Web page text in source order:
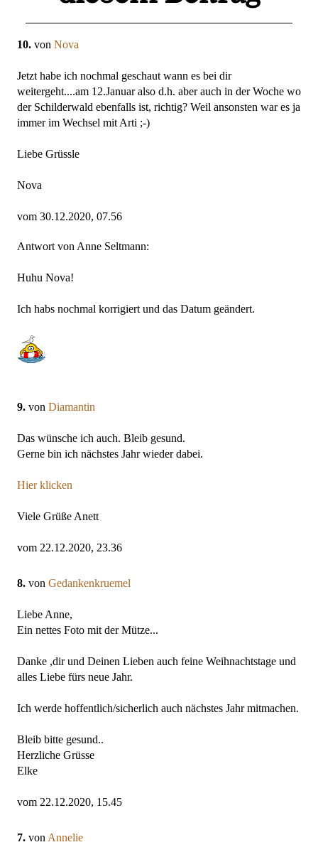
10. von Nova
Jetzt habe ich nochmal geschaut wann es bei dir
weitergeht....am 12.Januar also d.h. aber auch in der Woche wo
der Schilderwald ebenfalls ist, richtig? Weil ansonsten war es ja
immer im Wechsel mit Arti ;-)
Liebe Grüssle
Nova
vom 30.12.2020, 07.56
Antwort von Anne Seltmann:
Huhu Nova!
Ich habs nochmal korrigiert und das Datum geändert.
9. von Diamantin
Das wünsche ich auch. Bleib gesund.
Gerne bin ich nächstes Jahr wieder dabei.
Hier klicken
Viele Grüße Anett
vom 22.12.2020, 23.36
8. von Gedankenkruemel
Liebe Anne,
Ein nettes Foto mit der Mütze...
Danke ,dir und Deinen Lieben auch feine Weihnachtstage und
alles Liebe fürs neue Jahr.
Ich werde hoffentlich/sicherlich auch nächstes Jahr mitmachen.
Bleib bitte gesund..
Herzliche Grüsse
Elke
vom 22.12.2020, 15.45
7. von Annelie